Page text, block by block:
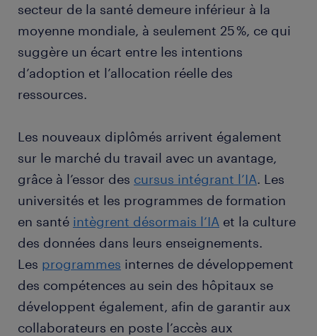
secteur de la santé demeure inférieur à la
moyenne mondiale, à seulement 25 %, ce qui
suggère un écart entre les intentions
d’adoption et l’allocation réelle des
ressources.
Les nouveaux diplômés arrivent également
sur le marché du travail avec un avantage,
grâce à l’essor des cursus intégrant l’IA. Les
universités et les programmes de formation
en santé intègrent désormais l’IA et la culture
des données dans leurs enseignements.
Les programmes internes de développement
des compétences au sein des hôpitaux se
développent également, afin de garantir aux
collaborateurs en poste l’accès aux